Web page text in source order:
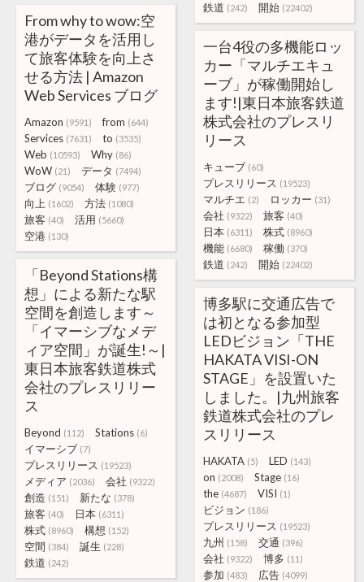
鉄道 (242) 開始 (22402)
From why to wow:空
港がデータを活用し
て旅客体験を向上さ
せる方法 | Amazon
Web Services ブログ
Amazon (9591) from (644)
Services (7631) to (3535)
Web (10593) Why (86)
WoW (21) データ (7494)
ブログ (9054) 体験 (977)
向上 (1602) 方法 (1080)
旅客 (40) 活用 (5660)
空港 (130)
一台4役の多機能ロッ
カー「マルチエキュ
ーブ」が稼働開始し
ます!|東日本旅客鉄道
株式会社のプレスリ
リース
キューブ (60)
プレスリリース (19523)
マルチエ (2) ロッカー (31)
会社 (9322) 旅客 (40)
日本 (6311) 株式 (8960)
機能 (6680) 稼働 (370)
鉄道 (242) 開始 (22402)
「Beyond Stations構
想」による新たな駅
空間を創造します～
「イマーシブなメデ
ィア空間」が誕生!～|
東日本旅客鉄道株式
会社のプレスリリー
ス
Beyond (112) Stations (6)
イマーシブ (7)
プレスリリース (19523)
メディア (2036) 会社 (9322)
創造 (151) 新たな (378)
旅客 (40) 日本 (6311)
株式 (8960) 構想 (152)
空間 (384) 誕生 (228)
鉄道 (242)
博多駅に交通広告で
は初となる参加型
LEDビジョン「THE
HAKATA VISI-ON
STAGE」を設置いた
しました。|九州旅客
鉄道株式会社のプレ
スリリース
HAKATA (5) LED (143)
on (2008) Stage (16)
the (4687) VISI (1)
ビジョン (186)
プレスリリース (19523)
九州 (158) 交通 (396)
会社 (9322) 博多 (11)
参加 (483) 広告 (4099)